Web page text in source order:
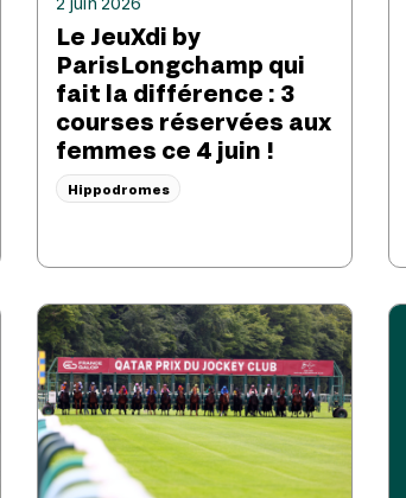
Le JeuXdi by
ParisLongchamp qui
fait la différence : 3
courses réservées aux
femmes ce 4 juin !
Hippodromes